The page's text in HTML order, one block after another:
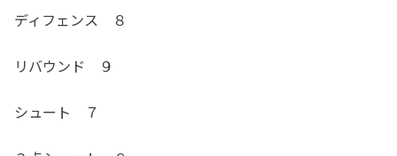
ディフェンス ８
リバウンド ９
シュート ７